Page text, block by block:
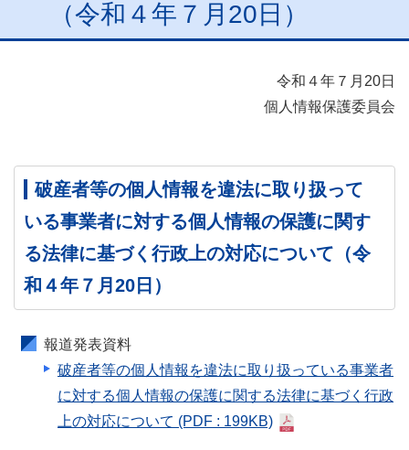
（令和４年７月20日）
令和４年７月20日
個人情報保護委員会
破産者等の個人情報を違法に取り扱って
いる事業者に対する個人情報の保護に関す
る法律に基づく行政上の対応について（令
和４年７月20日）
報道発表資料
破産者等の個人情報を違法に取り扱っている事業者
に対する個人情報の保護に関する法律に基づく行政
上の対応について (PDF : 199KB)